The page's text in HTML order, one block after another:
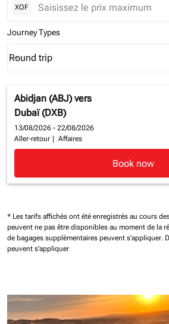
XOF
Journey Types
Journey Types option Round trip
Round trip
keyboard_arrow_down
Abidjan (ABJ) vers
Dubaï (DXB)
13/08/2026 - 22/08/2026
Aller-retour
Affaires
Book now
* Les tarifs affichés ont été enregistrés au cours
peuvent ne pas être disponibles au moment de la
de bagages supplémentaires peuvent s'appliquer.
peuvent s'appliquer